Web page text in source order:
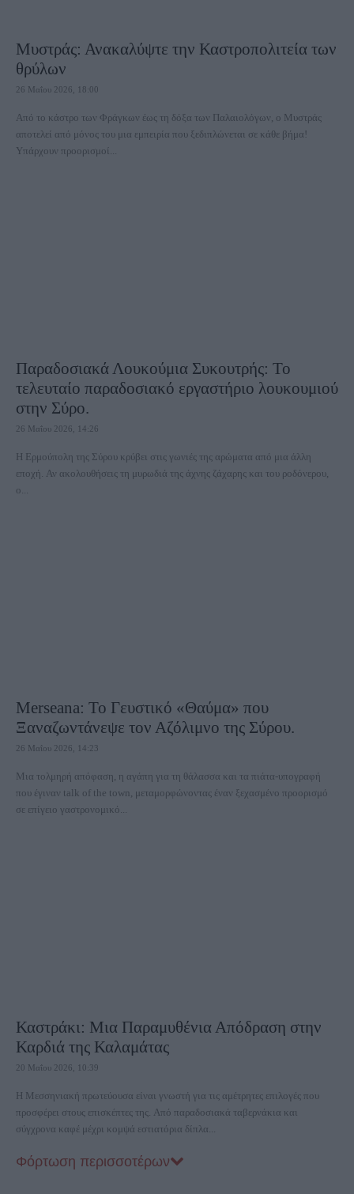
Μυστράς: Ανακαλύψτε την Καστροπολιτεία των
θρύλων
26 Μαΐου 2026, 18:00
Από το κάστρο των Φράγκων έως τη δόξα των Παλαιολόγων, ο Μυστράς
αποτελεί από μόνος του μια εμπειρία που ξεδιπλώνεται σε κάθε βήμα!
Υπάρχουν προορισμοί...
Παραδοσιακά Λουκούμια Συκουτρής: Το
τελευταίο παραδοσιακό εργαστήριο λουκουμιού
στην Σύρο.
26 Μαΐου 2026, 14:26
Η Ερμούπολη της Σύρου κρύβει στις γωνιές της αρώματα από μια άλλη
εποχή. Αν ακολουθήσεις τη μυρωδιά της άχνης ζάχαρης και του ροδόνερου,
ο...
Merseana: Το Γευστικό «Θαύμα» που
Ξαναζωντάνεψε τον Αζόλιμνο της Σύρου.
26 Μαΐου 2026, 14:23
Μια τολμηρή απόφαση, η αγάπη για τη θάλασσα και τα πιάτα-υπογραφή
που έγιναν talk of the town, μεταμορφώνοντας έναν ξεχασμένο προορισμό
σε επίγειο γαστρονομικό...
Καστράκι: Μια Παραμυθένια Απόδραση στην
Καρδιά της Καλαμάτας
20 Μαΐου 2026, 10:39
Η Μεσσηνιακή πρωτεύουσα είναι γνωστή για τις αμέτρητες επιλογές που
προσφέρει στους επισκέπτες της. Από παραδοσιακά ταβερνάκια και
σύγχρονα καφέ μέχρι κομψά εστιατόρια δίπλα...
Φόρτωση περισσοτέρων